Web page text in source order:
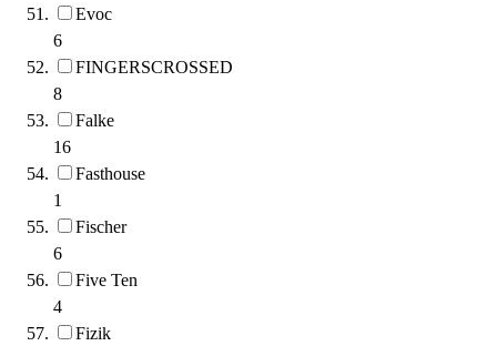
Evoc
6
FINGERSCROSSED
8
Falke
16
Fasthouse
1
Fischer
6
Five Ten
4
Fizik